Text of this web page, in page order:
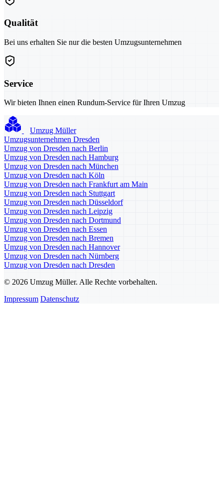
Qualität
Bei uns erhalten Sie nur die besten Umzugsunternehmen
Service
Wir bieten Ihnen einen Rundum-Service für Ihren Umzug
Umzug Müller
Umzugsunternehmen Dresden
Umzug von Dresden nach Berlin
Umzug von Dresden nach Hamburg
Umzug von Dresden nach München
Umzug von Dresden nach Köln
Umzug von Dresden nach Frankfurt am Main
Umzug von Dresden nach Stuttgart
Umzug von Dresden nach Düsseldorf
Umzug von Dresden nach Leipzig
Umzug von Dresden nach Dortmund
Umzug von Dresden nach Essen
Umzug von Dresden nach Bremen
Umzug von Dresden nach Hannover
Umzug von Dresden nach Nürnberg
Umzug von Dresden nach Dresden
© 2026 Umzug Müller. Alle Rechte vorbehalten.
Impressum Datenschutz